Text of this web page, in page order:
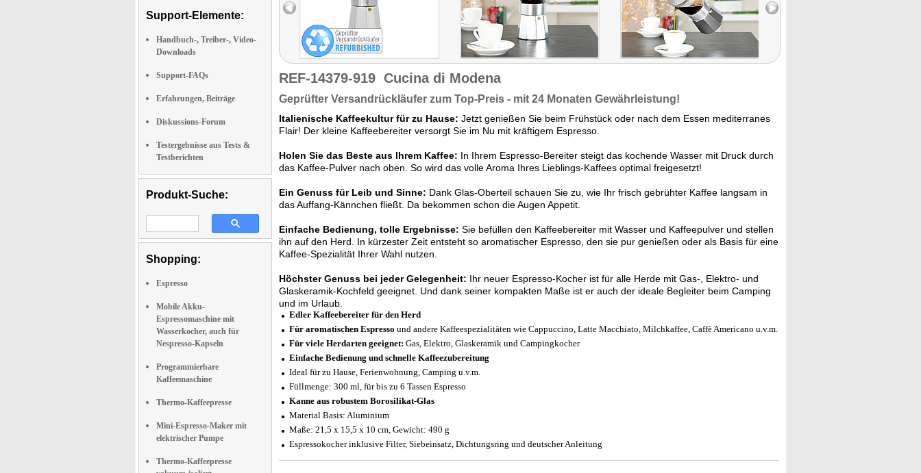
Support-Elemente:
Handbuch-, Treiber-, Video-
Downloads
Support-FAQs
Erfahrungen, Beiträge
Diskussions-Forum
Testergebnisse aus Tests &
Testberichten
Produkt-Suche:
Shopping:
Espresso
Mobile Akku-
Espressomaschine mit
Wasserkocher, auch für
Nespresso-Kapseln
Programmierbare
Kaffeemaschine
Thermo-Kaffeepresse
Mini-Espresso-Maker mit
elektrischer Pumpe
Thermo-Kaffeepresse
REF-14379-919 Cucina di Modena
Geprüfter Versandrückläufer zum Top-Preis - mit 24 Monaten Gewährleistung!
Italienische Kaffeekultur für zu Hause: Jetzt genießen Sie beim Frühstück oder nach dem Essen mediterranes
Flair! Der kleine Kaffeebereiter versorgt Sie im Nu mit kräftigem Espresso.
Holen Sie das Beste aus Ihrem Kaffee: In Ihrem Espresso-Bereiter steigt das kochende Wasser mit Druck durch
das Kaffee-Pulver nach oben. So wird das volle Aroma Ihres Lieblings-Kaffees optimal freigesetzt!
Ein Genuss für Leib und Sinne: Dank Glas-Oberteil schauen Sie zu, wie Ihr frisch gebrühter Kaffee langsam in
das Auffang-Kännchen fließt. Da bekommen schon die Augen Appetit.
Einfache Bedienung, tolle Ergebnisse: Sie befüllen den Kaffeebereiter mit Wasser und Kaffeepulver und stellen
ihn auf den Herd. In kürzester Zeit entsteht so aromatischer Espresso, den sie pur genießen oder als Basis für eine
Kaffee-Spezialität Ihrer Wahl nutzen.
Höchster Genuss bei jeder Gelegenheit: Ihr neuer Espresso-Kocher ist für alle Herde mit Gas-, Elektro- und
Glaskeramik-Kochfeld geeignet. Und dank seiner kompakten Maße ist er auch der ideale Begleiter beim Camping
und im Urlaub.
Edler Kaffeebereiter für den Herd
Für aromatischen Espresso und andere Kaffeespezialitäten wie Cappuccino, Latte Macchiato, Milchkaffee, Caffè Americano u.v.m.
Für viele Herdarten geeignet: Gas, Elektro, Glaskeramik und Campingkocher
Einfache Bedienung und schnelle Kaffeezubereitung
Ideal für zu Hause, Ferienwohnung, Camping u.v.m.
Füllmenge: 300 ml, für bis zu 6 Tassen Espresso
Kanne aus robustem Borosilikat-Glas
Material Basis: Aluminium
Maße: 21,5 x 15,5 x 10 cm, Gewicht: 490 g
Espressokocher inklusive Filter, Siebeinsatz, Dichtungsring und deutscher Anleitung